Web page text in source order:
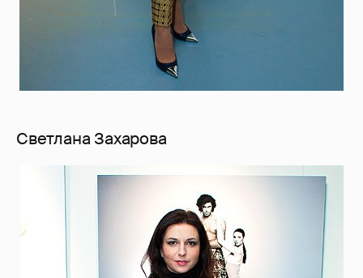
Светлана Захарова